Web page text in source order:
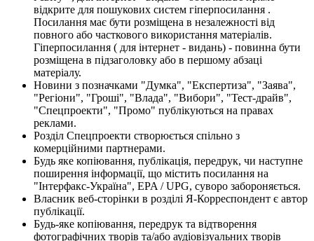
відкрите для пошукових систем гіперпосилання .
Посилання має бути розміщена в незалежності від
повного або часткового використання матеріалів.
Гіперпосилання ( для інтернет - видань) - повинна бути
розміщена в підзаголовку або в першому абзаці
матеріалу.
Новини з позначками "Думка", "Експертиза", "Заява",
"Регіони", "Гроші", "Влада", "Вибори", "Тест-драйв",
"Спецпроекти", "Промо" публікуються на правах
реклами.
Розділ Спецпроекти створюється спільно з
комерційними партнерами.
Будь яке копіювання, публікація, передрук, чи наступне
поширення інформації, що містить посилання на
"Інтерфакс-Україна", EPA / UPG, суворо забороняється.
Власник веб-сторінки в розділі Я-Корреспондент є автор
публікації.
Будь-яке копіювання, передрук та відтворення
фотографічних творів та/або аудіовізуальних творів